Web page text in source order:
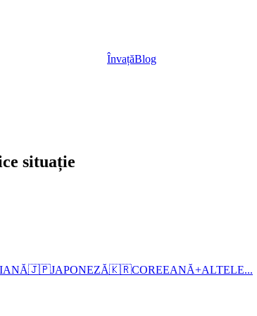
ÎnvațăBlog
situație
🇯🇵JAPONEZĂ🇰🇷COREEANĂ+ALTELE...